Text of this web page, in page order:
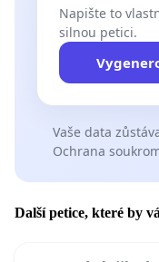
Napište to
silnou petici.
Vaše data
Ochrana
Další petice, které by